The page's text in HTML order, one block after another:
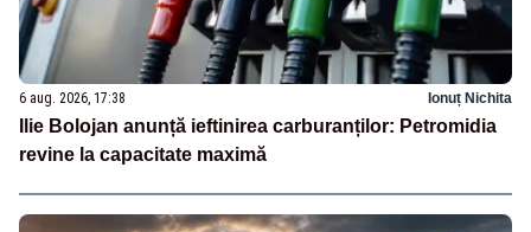
6 aug. 2026, 17:38 Ionuț Nichita
Ilie Bolojan anunță ieftinirea carburanților: Petromidia
revine la capacitate maximă